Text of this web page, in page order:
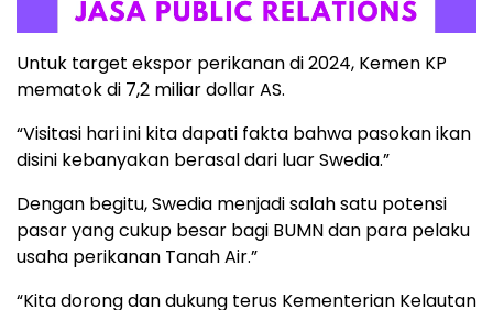
Untuk target ekspor perikanan di 2024, Kemen KP
mematok di 7,2 miliar dollar AS.
“Visitasi hari ini kita dapati fakta bahwa pasokan ikan
disini kebanyakan berasal dari luar Swedia.”
Dengan begitu, Swedia menjadi salah satu potensi
pasar yang cukup besar bagi BUMN dan para pelaku
usaha perikanan Tanah Air.”
“Kita dorong dan dukung terus Kementerian Kelautan